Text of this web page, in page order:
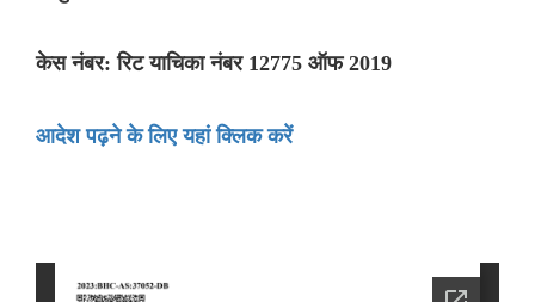
केस नंबर: रिट याचिका नंबर 12775 ऑफ 2019
आदेश पढ़ने के लिए यहां क्लिक करें